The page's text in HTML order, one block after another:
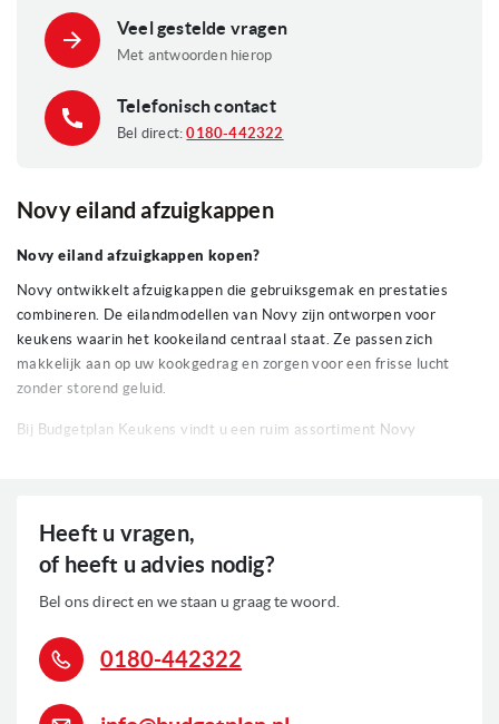
Veel gestelde vragen
Met antwoorden hierop
Telefonisch contact
Bel direct:0180-442322
Novy eiland afzuigkappen
Novy eiland afzuigkappen kopen?
Novy ontwikkelt afzuigkappen die gebruiksgemak en prestaties
combineren. De eilandmodellen van Novy zijn ontworpen voor
keukens waarin het kookeiland centraal staat. Ze passen zich
makkelijk aan op uw kookgedrag en zorgen voor een frisse lucht
zonder storend geluid.
Bij Budgetplan Keukens vindt u een ruim assortiment Novy
betrouwbare service en een scherpe prijs. Zo kiest u met zekerheid
voor kwaliteit die binnen uw budget past.
Novy eiland afzuigkappen functies
over functies die bijdragen aan comfort en efficiëntie tijdens het
koken:
Randafzuiging: De luchtstroom wordt langs de randen
Heeft u vragen,
of heeft u advies nodig?
Bel ons direct en we staan u graag te woord.
0180-442322